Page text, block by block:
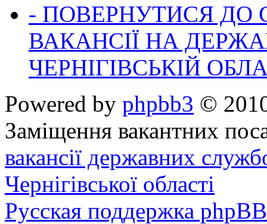
- ПОВЕРНУТИСЯ ДО
ВАКАНСІЇ НА
ЧЕРНІГІВСЬКІЙ
Powered by phpbb3 ©
Заміщення вакантних
вакансії державних
Чернігівської області
Русская поддержка phpBB